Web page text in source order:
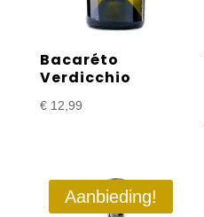
Bacaréto
Verdicchio
€12,99
Aanbieding!